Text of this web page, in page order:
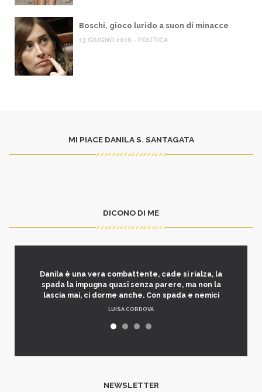
Boschi, gioco lurido a suon di minacce
13 GIUGNO 2016 - POLITICA
MI PIACE DANILA S. SANTAGATA
DICONO DI ME
Danila è una vera combattente, cade si rialza, la
spada la impugna quasi senza parere, ma non la
lascia mai, ci dorme anche. Con spada e nemici
LUISA CORDOVA
NEWSLETTER